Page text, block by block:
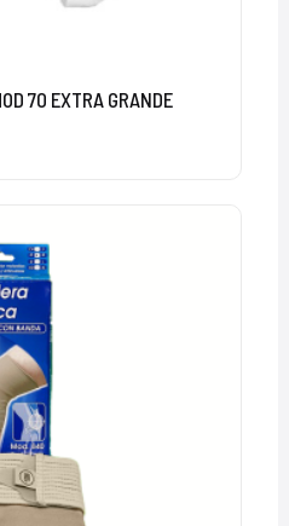
70 EXTRA GRANDE